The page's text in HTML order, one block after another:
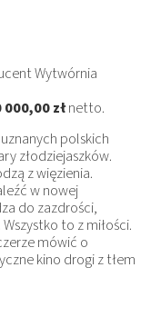
Wytwórnia
000,00 złnetto.
polskich
złodziejaszków.
z więzienia.
w nowej
do zazdrości,
to z miłości.
mówić o
kino drogi z tłem